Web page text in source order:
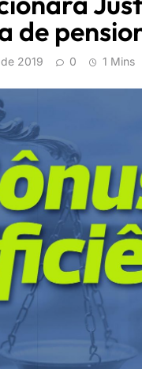
de
2019 0 1 Mins